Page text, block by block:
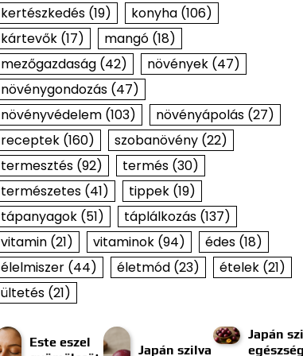
kertészkedés(19) konyha(106)
kártevők(17) mangó(18)
mezőgazdaság(42) növények(47)
növénygondozás(47)
növényvédelem(103) növényápolás(27)
receptek(160) szobanövény(22)
termesztés(92) termés(30)
természetes(41) tippek(19)
tápanyagok(51) táplálkozás(137)
vitamin(21) vitaminok(94) édes(18)
élelmiszer(44) életmód(23) ételek(21)
ültetés(21)
Este eszel
Japán szilva
Japán